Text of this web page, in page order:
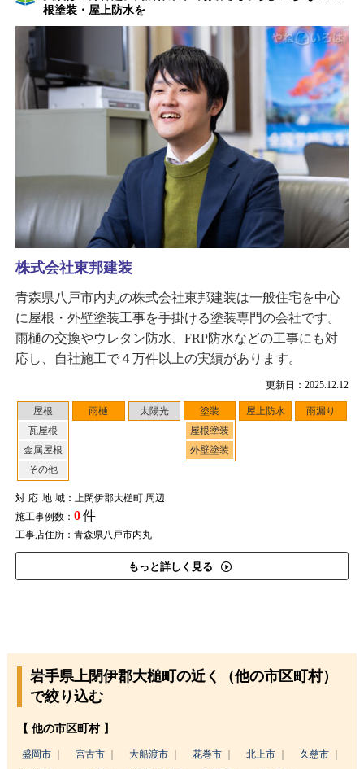
根塗装・屋上防水を
更新日：2025.12.12
屋根
瓦屋根
金属屋根
その他
雨樋 太陽光
塗装
屋根塗装
外壁塗装
屋上防水 雨漏り
対応地域：上閉伊郡大槌町 周辺
施工事例数： 0件
工事店住所：青森県八戸市内丸
もっと詳しく見る
株式会社東邦建装
青森県八戸市内丸の株式会社東邦建装は一般住宅を中心
に屋根・外壁塗装工事を手掛ける塗装専門の会社です。
雨樋の交換やウレタン防水、FRP防水などの工事にも対
応し、自社施工で４万件以上の実績があります。
岩手県上閉伊郡大槌町の近く（他の市区町村）
で絞り込む
【 他の市区町村 】
盛岡市 宮古市 大船渡市 花巻市 北上市
久慈市